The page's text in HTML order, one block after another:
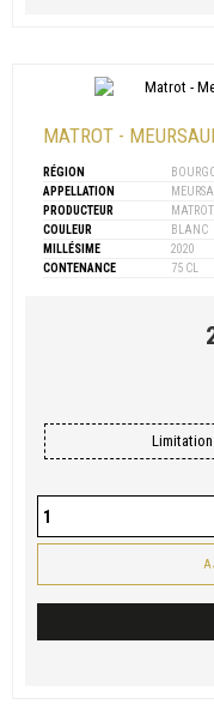
MATROT -
RÉGION
APPELLATION
PRODUCTEUR
MATROT
COULEUR
BLANC
MILLÉSIME
2020
CONTENANCE
75 CL